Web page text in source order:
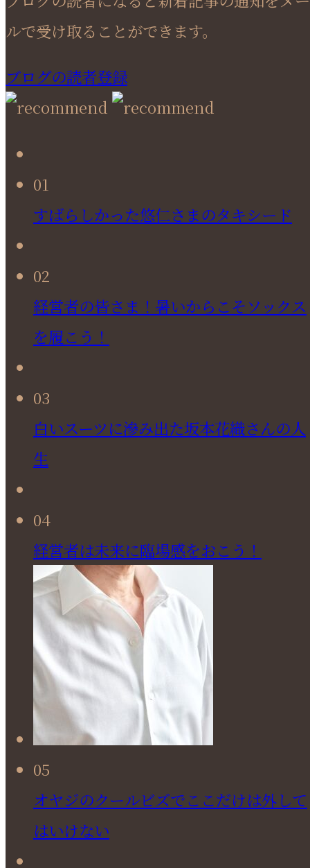
ルで受け取ることができます。
ブログの読者登録
01
すばらしかった悠仁さまのタキシード
02
経営者の皆さま！暑いからこそソックス
を履こう！
03
白いスーツに滲み出た坂本花織さんの人
生
04
経営者は未来に臨場感をおこう！
05
オヤジのクールビズでここだけは外して
はいけない